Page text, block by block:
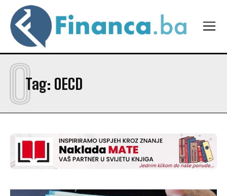
Tag: OECD
O